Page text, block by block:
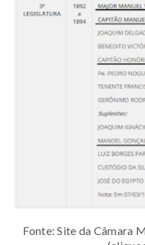
Fonte: Site da Câmara